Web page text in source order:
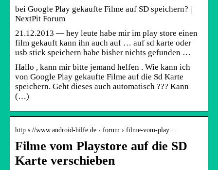
bei Google Play gekaufte Filme auf SD speichern? |
NextPit Forum
21.12.2013 — hey leute habe mir im play store einen
film gekauft kann ihn auch auf … auf sd karte oder
usb stick speichern habe bisher nichts gefunden …
Hallo , kann mir bitte jemand helfen . Wie kann ich
von Google Play gekaufte Filme auf die Sd Karte
speichern. Geht dieses auch automatisch ??? Kann
(…)
http s://www.android-hilfe.de › forum › filme-vom-play…
Filme vom Playstore auf die SD
Karte verschieben